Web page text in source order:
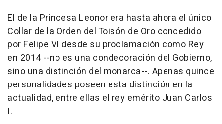
El de la Princesa Leonor era hasta ahora el único
Collar de la Orden del Toisón de Oro concedido
por Felipe VI desde su proclamación como Rey
en 2014 --no es una condecoración del Gobierno,
sino una distinción del monarca--. Apenas quince
personalidades poseen esta distinción en la
actualidad, entre ellas el rey emérito Juan Carlos
I.